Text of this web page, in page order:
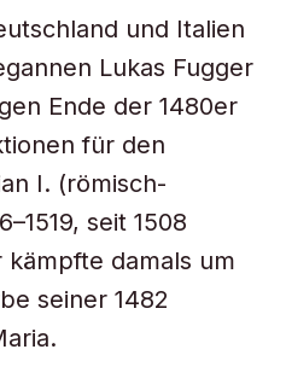
und Italien
Lukas Fugger
Ende der 1480er
für den
I. (römisch-
seit 1508
kämpfte damals um
seiner 1482